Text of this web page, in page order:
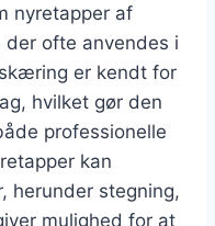
nyretapper af
der ofte anvendes i
er kendt for
hvilket gør den
professionelle
kan
herunder stegning,
mulighed for at